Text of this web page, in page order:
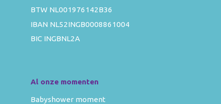
BTW NL001976142B36
IBAN NL52INGB0008861004
BIC INGBNL2A
Al onze momenten
Babyshower moment